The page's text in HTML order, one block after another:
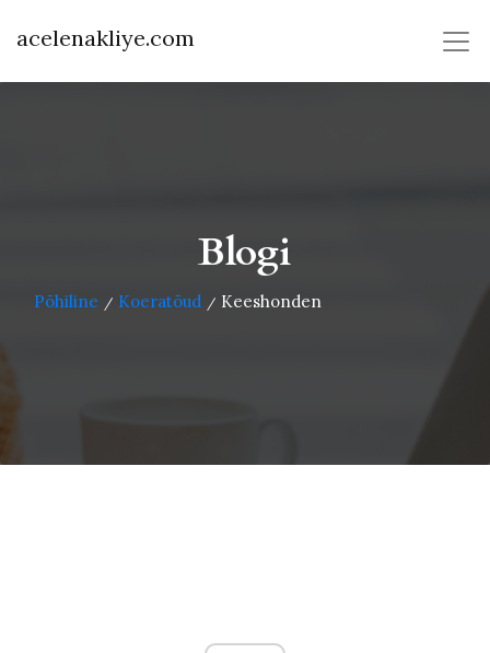
acelenakliye.com
Blogi
Põhiline / Koeratõud / Keeshonden